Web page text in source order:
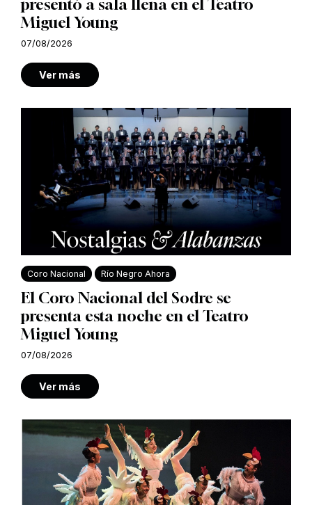
presentó a sala llena en el Teatro
Miguel Young
07/08/2026
Ver más
Coro Nacional Río Negro Ahora
El Coro Nacional del Sodre se
presenta esta noche en el Teatro
Miguel Young
07/08/2026
Ver más